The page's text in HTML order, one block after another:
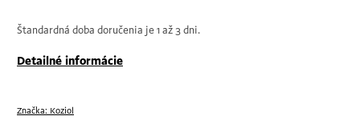
Štandardná doba doručenia je 1 až 3 dni.
Detailné informácie
Značka: Koziol